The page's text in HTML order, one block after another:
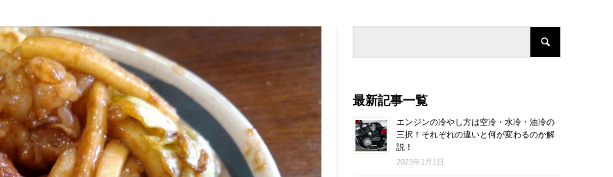
最新記事一覧
エンジンの冷やし方は空冷・水冷・油冷の
三択！それぞれの違いと何が変わるのか解
説！
2023年1月1日